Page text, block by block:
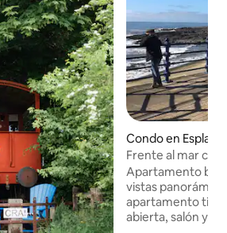
Condo en
Frente al mar con
Apartamento
vistas
apartamento
abierta, salón y